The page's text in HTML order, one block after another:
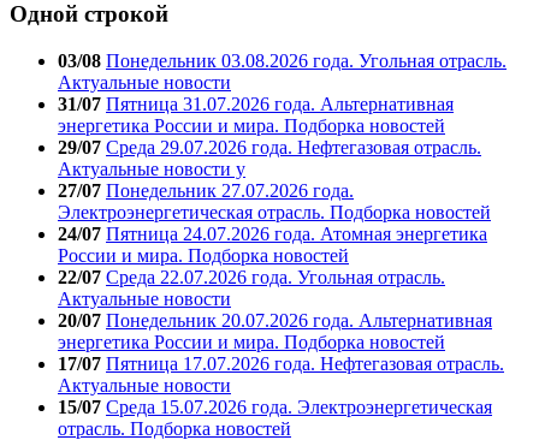
Одной строкой
03/08 Понедельник 03.08.2026 года. Угольная отрасль.
Актуальные новости
31/07 Пятница 31.07.2026 года. Альтернативная
энергетика России и мира. Подборка новостей
29/07 Среда 29.07.2026 года. Нефтегазовая отрасль.
Актуальные новости у
27/07 Понедельник 27.07.2026 года.
Электроэнергетическая отрасль. Подборка новостей
24/07 Пятница 24.07.2026 года. Атомная энергетика
России и мира. Подборка новостей
22/07 Среда 22.07.2026 года. Угольная отрасль.
Актуальные новости
20/07 Понедельник 20.07.2026 года. Альтернативная
энергетика России и мира. Подборка новостей
17/07 Пятница 17.07.2026 года. Нефтегазовая отрасль.
Актуальные новости
15/07 Среда 15.07.2026 года. Электроэнергетическая
отрасль. Подборка новостей